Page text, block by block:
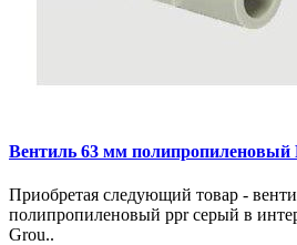
Вентиль 63 мм полипропиленовый
Приобретая следующий товар -
полипропиленовый ppr серый в
Grou..